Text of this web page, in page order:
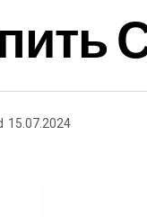
15.07.2024